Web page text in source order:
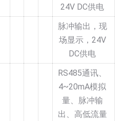
24V DC供电
脉冲输出，现
场显示，24V
DC供电
RS485通讯、
4~20mA模拟
量、脉冲输
出、高低流量